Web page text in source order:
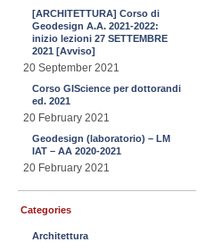
[ARCHITETTURA] Corso di
Geodesign A.A. 2021-2022:
inizio lezioni 27 SETTEMBRE
2021 [Avviso]
20 September 2021
Corso GIScience per dottorandi
ed. 2021
20 February 2021
Geodesign (laboratorio) – LM
IAT – AA 2020-2021
20 February 2021
Categories
Architettura